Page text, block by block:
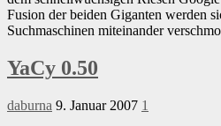
Fusion der beiden Giganten werden
Suchmaschinen miteinander
YaCy 0.50
daburna 9. Januar 2007 1